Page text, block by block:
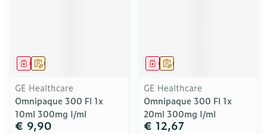
Op voorschrift
Geneesmiddel
GE Healthcare
Omnipaque 300 Fl 1x
10ml 300mg I/ml
€ 9,90
Op voorschrift
Geneesmiddel
GE Healthcare
Omnipaque 300 Fl 1x
20ml 300mg I/ml
€ 12,67